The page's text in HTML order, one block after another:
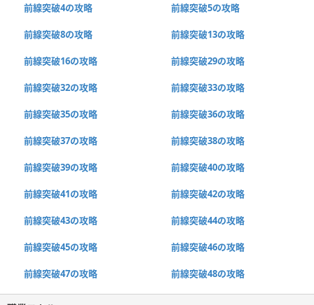
前線突破4の攻略 前線突破5の攻略
前線突破8の攻略 前線突破13の攻略
前線突破16の攻略 前線突破29の攻略
前線突破32の攻略 前線突破33の攻略
前線突破35の攻略 前線突破36の攻略
前線突破37の攻略 前線突破38の攻略
前線突破39の攻略 前線突破40の攻略
前線突破41の攻略 前線突破42の攻略
前線突破43の攻略 前線突破44の攻略
前線突破45の攻略 前線突破46の攻略
前線突破47の攻略 前線突破48の攻略